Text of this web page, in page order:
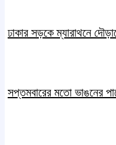
ঢাকার সড়কে ম্যারাথনে
সপ্তমবারের মতো ভাঙনের